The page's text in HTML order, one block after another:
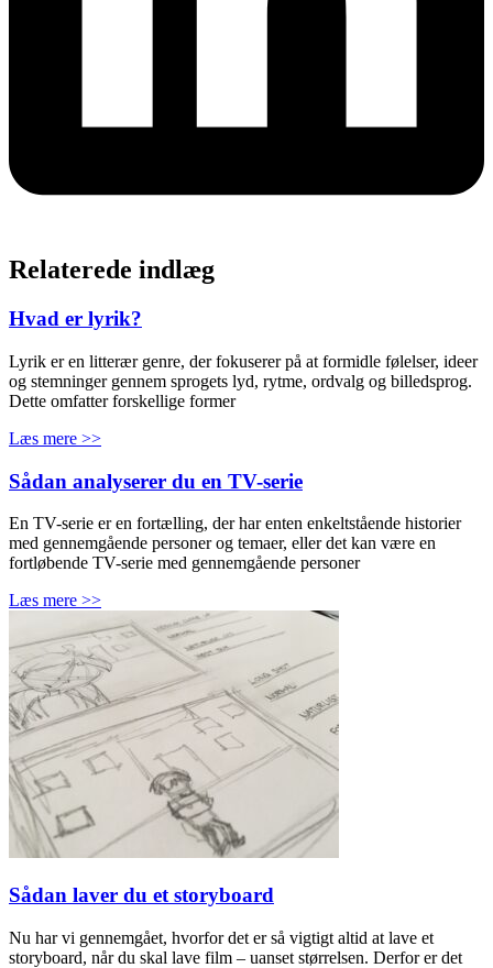
Relaterede indlæg
Hvad er lyrik?
Lyrik er en litterær genre, der fokuserer på at formidle følelser, ideer
og stemninger gennem sprogets lyd, rytme, ordvalg og billedsprog.
Dette omfatter forskellige former
Læs mere >>
Sådan analyserer du en TV-serie
En TV-serie er en fortælling, der har enten enkeltstående historier
med gennemgående personer og temaer, eller det kan være en
fortløbende TV-serie med gennemgående personer
Læs mere >>
Sådan laver du et storyboard
Nu har vi gennemgået, hvorfor det er så vigtigt altid at lave et
storyboard, når du skal lave film – uanset størrelsen. Derfor er det